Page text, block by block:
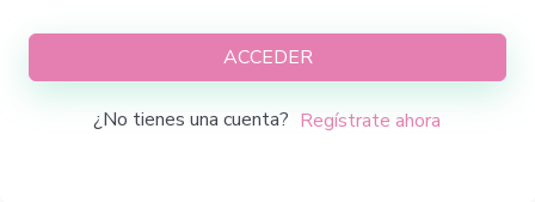
ACCEDER
¿No tienes una cuenta? Regístrate ahora